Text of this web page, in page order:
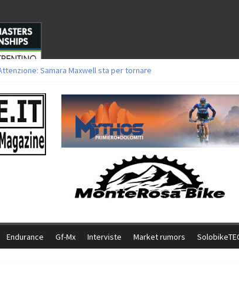
Samara Maxwell sta per tornare
XCO: vittorie per Ghibaudo, Grossmann e Gallis. Signorelli
35ª Marathon Bike della Brianza: l’ultima sfida agonistica di una
MTB: il Team Relay firma il secondo argento azzurro a
Endurance Gf-Mx Interviste Market rumors